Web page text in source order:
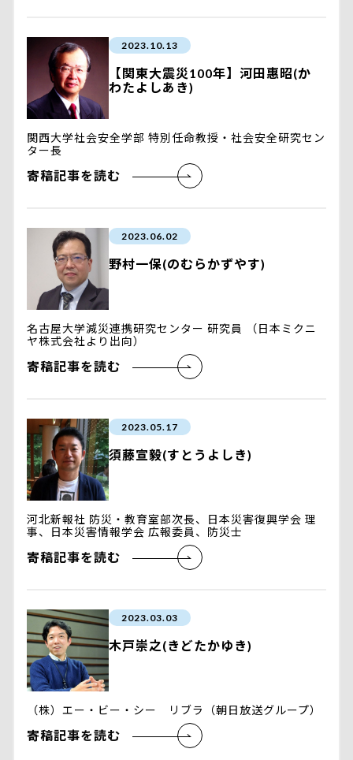
2023.10.13
【関東大震災100年】河田惠昭(か
わたよしあき)
関西大学社会安全学部 特別任命教授・社会安全研究セン
ター長
寄稿記事を読む
2023.06.02
野村一保(のむらかずやす)
名古屋大学減災連携研究センター 研究員 （日本ミクニ
ヤ株式会社より出向）
寄稿記事を読む
2023.05.17
須藤宣毅(すとうよしき)
河北新報社 防災・教育室部次長、日本災害復興学会 理
事、日本災害情報学会 広報委員、防災士
寄稿記事を読む
2023.03.03
木戸崇之(きどたかゆき)
（株）エー・ビー・シー リブラ（朝日放送グループ）
寄稿記事を読む